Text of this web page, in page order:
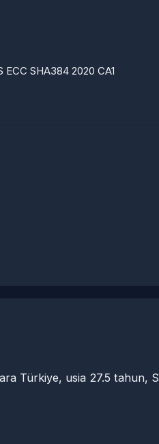
SHA384 2020 CA1
Türkiye, usia 27.5 tahun,